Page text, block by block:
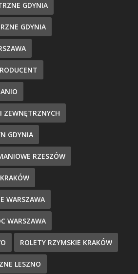
GDYNIA
GDYNIA
ZEWNĘTRZNYCH
GDYNIA
RZESZÓW
WARSZAWA
WARSZAWA
ROLETY RZYMSKIE KRAKÓW
LESZNO